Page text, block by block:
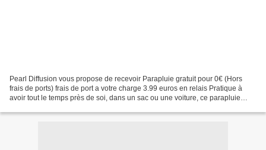
Pearl Diffusion vous propose de recevoir Parapluie gratuit pour 0€ (Hors
frais de ports) frais de port a votre charge 3.99 euros en relais Pratique à
avoir tout le temps près de soi, dans un sac ou une voiture, ce parapluie